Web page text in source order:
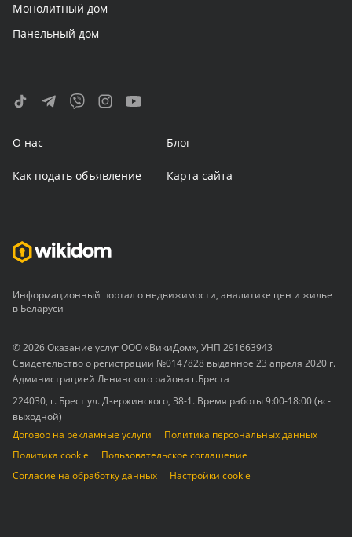
Монолитный дом
Панельный дом
О нас Блог
Как подать объявление Карта сайта
Информационный портал о недвижимости, аналитике цен и жилье
в Беларуси
© 2026 Оказание услуг ООО «ВикиДом», УНП 291663943
Свидетельство о регистрации №0147828 выданное 23 апреля 2020 г.
Администрацией Ленинского района г.Бреста
224030, г. Брест ул. Дзержинского, 38-1. Время работы 9:00-18:00 (вс-
выходной)
Договор на рекламные услуги
Политика персональных данных
Политика cookie
Пользовательское соглашение
Согласие на обработку данных
Настройки cookie